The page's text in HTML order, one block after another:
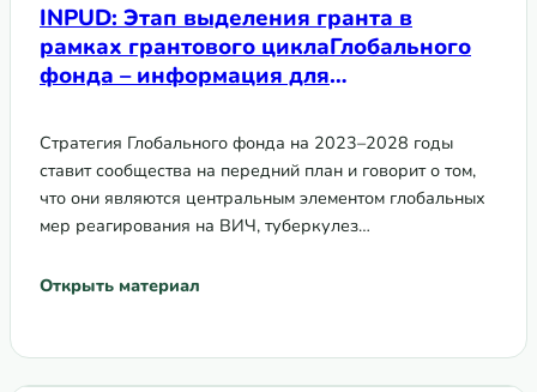
INPUD: Этап выделения гранта в
рамках грантового циклаГлобального
фонда – информация для
Стратегия Глобального фонда на 2023–2028 годы
ставит сообщества на передний план и говорит о том,
что они являются центральным элементом глобальных
мер реагирования на ВИЧ, туберкулез…
Открыть материал